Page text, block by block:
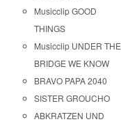
Musicclip GOOD
THINGS
Musicclip UNDER THE
BRIDGE WE KNOW
BRAVO PAPA 2040
SISTER GROUCHO
ABKRATZEN UND